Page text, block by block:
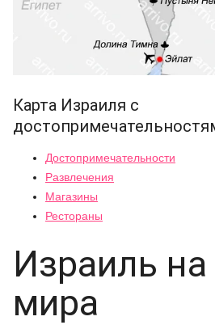
Карта Израиля с
Достопримечательности
Развлечения
Магазины
Рестораны
Израиль на
мира